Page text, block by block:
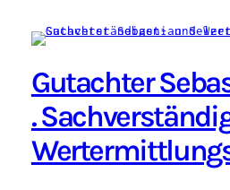
Inhalt
Gutachter
.